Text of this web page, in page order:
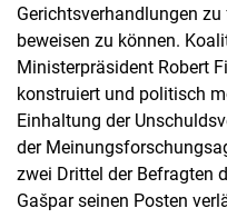
Gerichtsverhandlungen
beweisen zu können.
Ministerpräsident Robert
konstruiert und politisch
Einhaltung der
der
zwei Drittel der Befragten
Gašpar seinen Posten